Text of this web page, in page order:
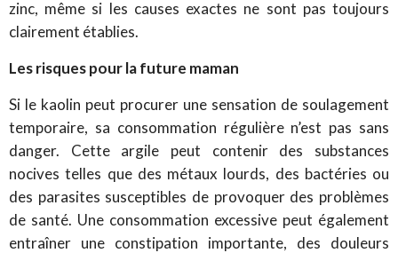
zinc, même si les causes exactes ne sont pas toujours
clairement établies.
Les risques pour la future maman
Si le kaolin peut procurer une sensation de soulagement
temporaire, sa consommation régulière n’est pas sans
danger. Cette argile peut contenir des substances
nocives telles que des métaux lourds, des bactéries ou
des parasites susceptibles de provoquer des problèmes
de santé. Une consommation excessive peut également
entraîner une constipation importante, des douleurs